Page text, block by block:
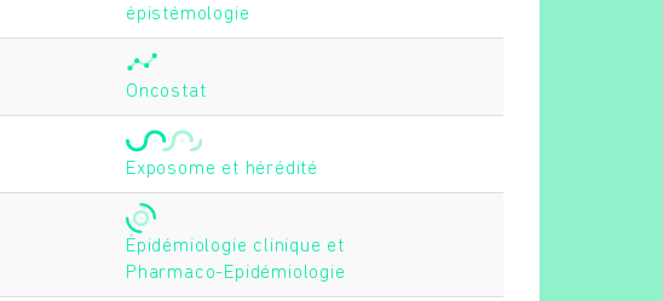
épistémologie
Oncostat
Exposome et hérédité
Épidémiologie clinique et
Pharmaco-Epidémiologie